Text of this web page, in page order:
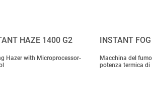
HAZE 1400 G2
Hazer with Microprocessor-
INSTANT
Macchina del
potenza termica di